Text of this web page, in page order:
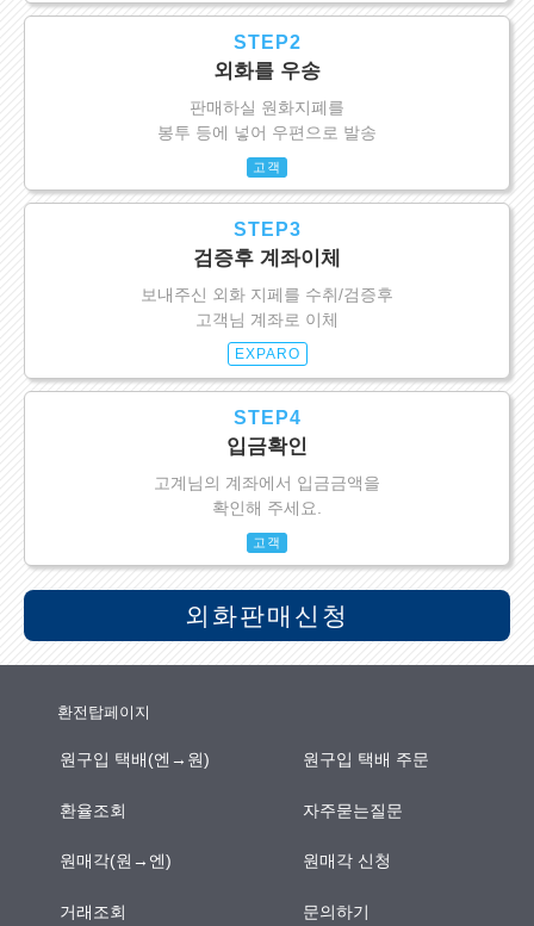
STEP2
외화를 우송
판매하실 원화지폐를
봉투 등에 넣어 우편으로 발송
고객
STEP3
검증후 계좌이체
보내주신 외화 지페를 수취/검증후
고객님 계좌로 이체
EXPARO
STEP4
입금확인
고계님의 계좌에서 입금금액을
확인해 주세요.
고객
외화판매신청
환전탑페이지
원구입 택배(엔→원) 원구입 택배 주문
환율조회 자주묻는질문
원매각(원→엔) 원매각 신청
거래조회 문의하기